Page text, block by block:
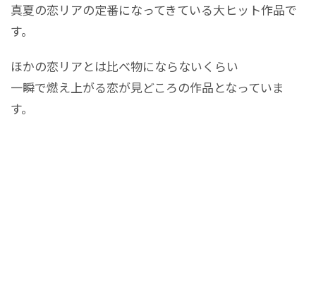
真夏の恋リアの定番になってきている大ヒット作品で
す。
ほかの恋リアとは比べ物にならないくらい
一瞬で燃え上がる恋が見どころの作品となっていま
す。